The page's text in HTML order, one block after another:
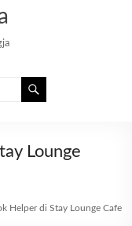
Lounge
Helper di Stay Lounge Cafe